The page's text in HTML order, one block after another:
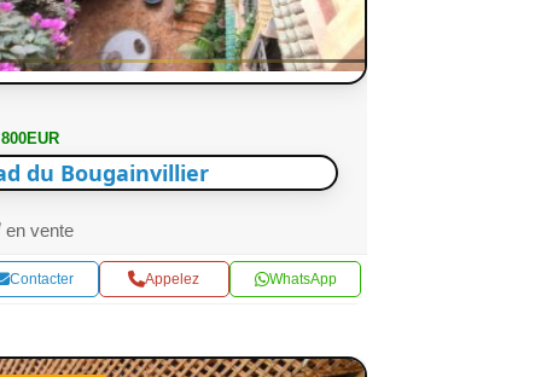
du Bougainvillier
en vente
Contacter Appelez WhatsApp